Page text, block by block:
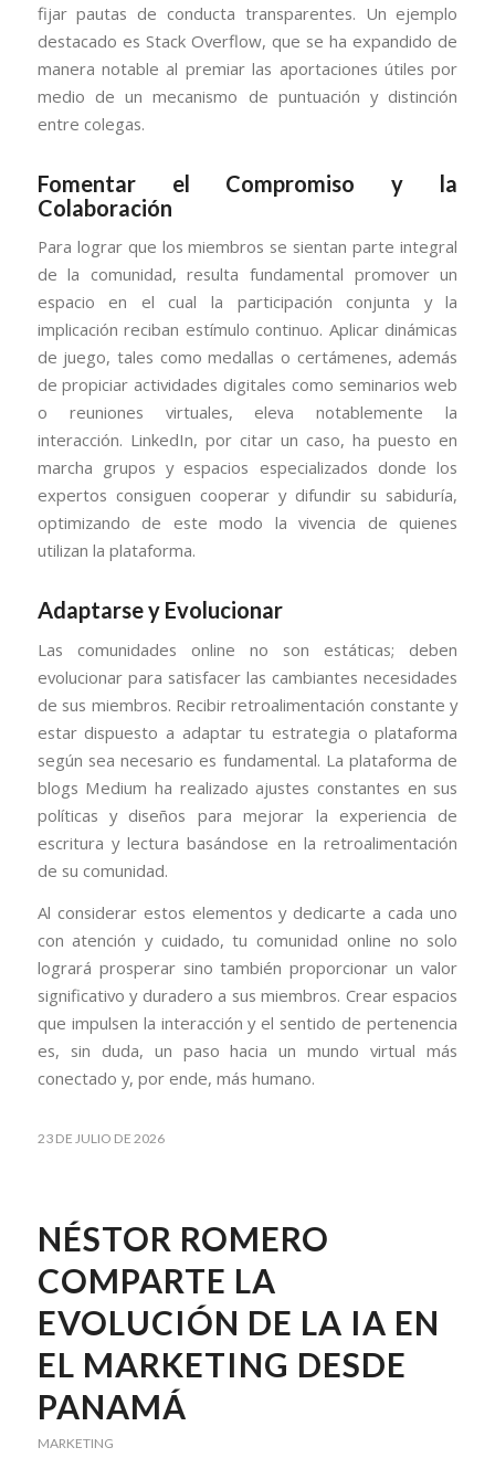
fijar pautas de conducta transparentes. Un ejemplo
destacado es Stack Overflow, que se ha expandido de
manera notable al premiar las aportaciones útiles por
medio de un mecanismo de puntuación y distinción
entre colegas.
Fomentar el Compromiso y la
Colaboración
Para lograr que los miembros se sientan parte integral
de la comunidad, resulta fundamental promover un
espacio en el cual la participación conjunta y la
implicación reciban estímulo continuo. Aplicar dinámicas
de juego, tales como medallas o certámenes, además
de propiciar actividades digitales como seminarios web
o reuniones virtuales, eleva notablemente la
interacción. LinkedIn, por citar un caso, ha puesto en
marcha grupos y espacios especializados donde los
expertos consiguen cooperar y difundir su sabiduría,
optimizando de este modo la vivencia de quienes
utilizan la plataforma.
Adaptarse y Evolucionar
Las comunidades online no son estáticas; deben
evolucionar para satisfacer las cambiantes necesidades
de sus miembros. Recibir retroalimentación constante y
estar dispuesto a adaptar tu estrategia o plataforma
según sea necesario es fundamental. La plataforma de
blogs Medium ha realizado ajustes constantes en sus
políticas y diseños para mejorar la experiencia de
escritura y lectura basándose en la retroalimentación
de su comunidad.
Al considerar estos elementos y dedicarte a cada uno
con atención y cuidado, tu comunidad online no solo
logrará prosperar sino también proporcionar un valor
significativo y duradero a sus miembros. Crear espacios
que impulsen la interacción y el sentido de pertenencia
es, sin duda, un paso hacia un mundo virtual más
conectado y, por ende, más humano.
23 DE JULIO DE 2026
NÉSTOR ROMERO
COMPARTE LA
EVOLUCIÓN DE LA IA EN
EL MARKETING DESDE
PANAMÁ
MARKETING